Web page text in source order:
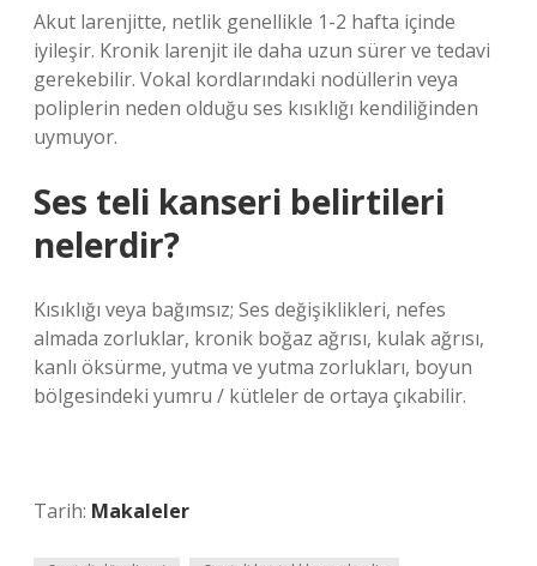
Akut larenjitte, netlik genellikle 1-2 hafta içinde
iyileşir. Kronik larenjit ile daha uzun sürer ve tedavi
gerekebilir. Vokal kordlarındaki nodüllerin veya
poliplerin neden olduğu ses kısıklığı kendiliğinden
uymuyor.
Ses teli kanseri belirtileri
nelerdir?
Kısıklığı veya bağımsız; Ses değişiklikleri, nefes
almada zorluklar, kronik boğaz ağrısı, kulak ağrısı,
kanlı öksürme, yutma ve yutma zorlukları, boyun
bölgesindeki yumru / kütleler de ortaya çıkabilir.
Tarih: Makaleler